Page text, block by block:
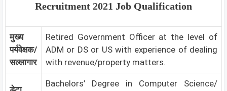
Recruitment 2021 Job Qualification
मुख्य
पर्यवेक्षक/
सल्लागार
Retired Government Officer at the level of
ADM or DS or US with experience of dealing
with revenue/property matters.
Bachelors’ Degree in Computer Science/